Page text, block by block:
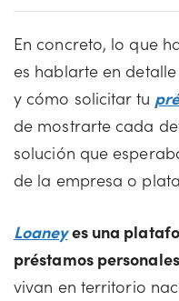
En concreto, lo que
es hablarte en
y cómo solicitar tu
de mostrarte cada
solución que
de la empresa o
Loaneyes una
préstamos
vivan en territorio